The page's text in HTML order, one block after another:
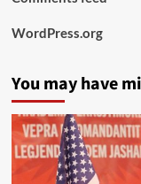
WordPress.org
You may have